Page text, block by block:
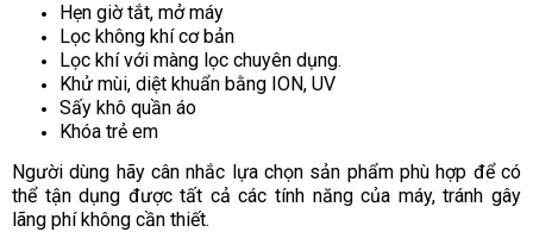
Hẹn giờ tắt, mở máy
Lọc không khí cơ bản
Lọc khí với màng lọc chuyên dụng.
Khử mùi, diệt khuẩn bằng ION, UV
Sấy khô quần áo
Khóa trẻ em
Người dùng hãy cân nhắc lựa chọn sản phẩm phù hợp để có
thể tận dụng được tất cả các tính năng của máy, tránh gây
lãng phí không cần thiết.